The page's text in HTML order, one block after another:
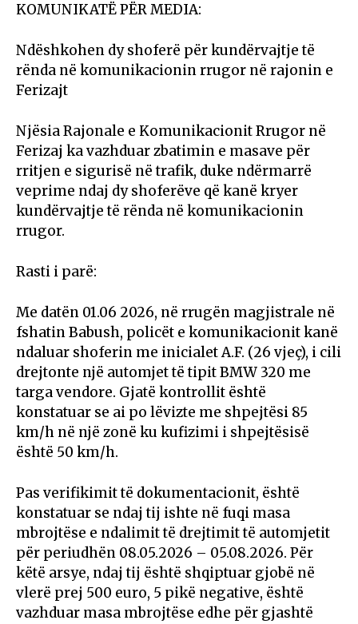
KOMUNIKATË PËR MEDIA:
Ndëshkohen dy shoferë për kundërvajtje të
rënda në komunikacionin rrugor në rajonin e
Ferizajt
Njësia Rajonale e Komunikacionit Rrugor në
Ferizaj ka vazhduar zbatimin e masave për
rritjen e sigurisë në trafik, duke ndërmarrë
veprime ndaj dy shoferëve që kanë kryer
kundërvajtje të rënda në komunikacionin
rrugor.
Rasti i parë:
Me datën 01.06 2026, në rrugën magjistrale në
fshatin Babush, policët e komunikacionit kanë
ndaluar shoferin me inicialet A.F. (26 vjeç), i cili
drejtonte një automjet të tipit BMW 320 me
targa vendore. Gjatë kontrollit është
konstatuar se ai po lëvizte me shpejtësi 85
km/h në një zonë ku kufizimi i shpejtësisë
është 50 km/h.
Pas verifikimit të dokumentacionit, është
konstatuar se ndaj tij ishte në fuqi masa
mbrojtëse e ndalimit të drejtimit të automjetit
për periudhën 08.05.2026 – 05.08.2026. Për
këtë arsye, ndaj tij është shqiptuar gjobë në
vlerë prej 500 euro, 5 pikë negative, është
vazhduar masa mbrojtëse edhe për gjashtë